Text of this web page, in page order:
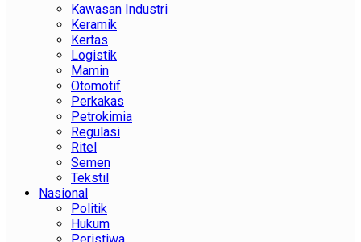
Kawasan Industri
Keramik
Kertas
Logistik
Mamin
Otomotif
Perkakas
Petrokimia
Regulasi
Ritel
Semen
Tekstil
Nasional
Politik
Hukum